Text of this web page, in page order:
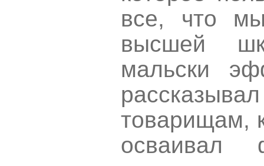
все, что
высшей
мальски
товарищам,
осваивал